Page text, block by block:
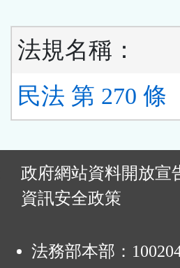
法規名稱：
民法 第 270 條
政府網站資料開放宣
資訊安全政策
法務部本部：